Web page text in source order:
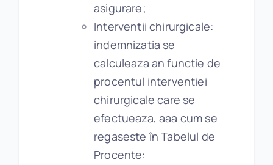
asigurare;
Interventii chirurgicale:
indemnizatia se
calculeaza an functie de
procentul interventiei
chirurgicale care se
efectueaza, aaa cum se
regaseste în Tabelul de
Procente: